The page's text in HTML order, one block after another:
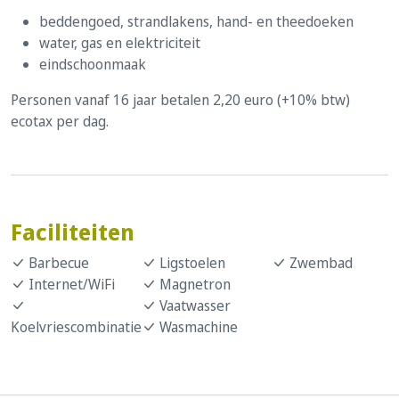
beddengoed, strandlakens, hand- en theedoeken
water, gas en elektriciteit
eindschoonmaak
Personen vanaf 16 jaar betalen 2,20 euro (+10% btw)
ecotax per dag.
Faciliteiten
Barbecue
Internet/WiFi
Koelvriescombinatie
Ligstoelen
Magnetron
Vaatwasser
Wasmachine
Zwembad